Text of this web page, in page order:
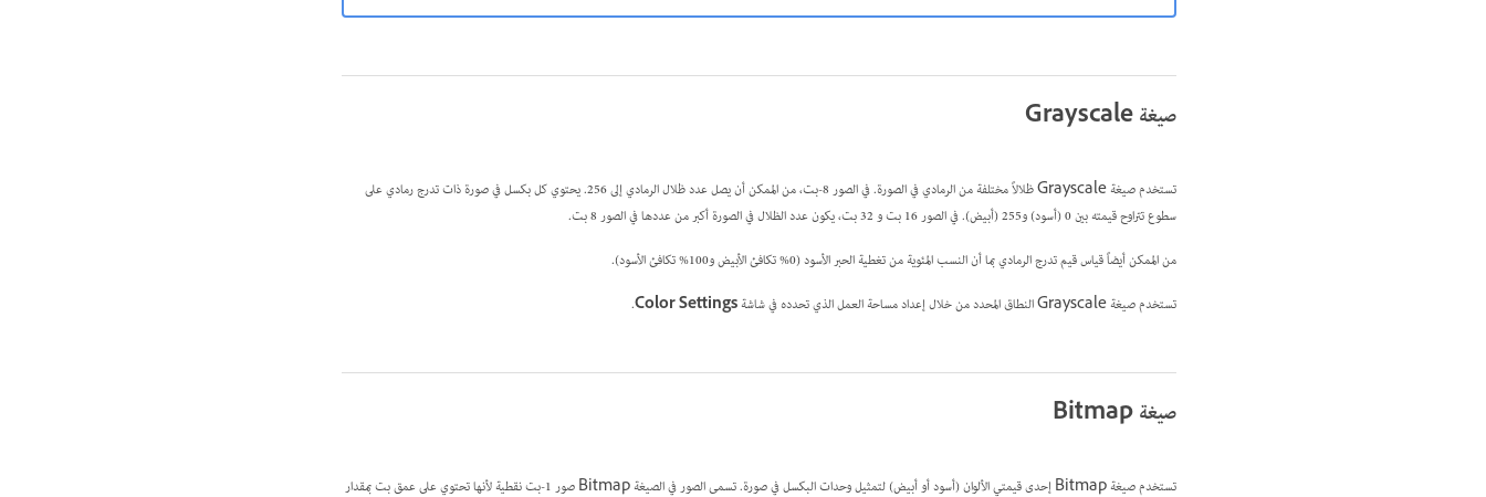
صيغة Grayscale
تستخدم صيغة Grayscale ظلالاً مختلفة من الرمادي في الصورة. في الصور 8-بت، من الممكن أن يصل عدد ظلال الرمادي إلى 256. يحتوي كل بكسل في صورة ذات تدرج رمادي على
سطوع تتراوح قيمته بين 0 (أسود) و255 (أبيض). في الصور 16 بت و 32 بت، يكون عدد الظلال في الصورة أكبر من عددها في الصور 8 بت.
من الممكن أيضاً قياس قيم تدرج الرمادي بما أن النسب المئوية من تغطية الحبر الأسود (0% تكافئ الأبيض و100% تكافئ الأسود).
تستخدم صيغة Grayscale النطاق المحدد من خلال إعداد مساحة العمل الذي تحدده في شاشة
Color Settings
.
صيغة Bitmap
تستخدم صيغة Bitmap إحدى قيمتي الألوان (أسود أو أبيض) لتمثيل وحدات البكسل في صورة. تسمى الصور في الصيغة Bitmap صور 1-بت نقطية لأنها تحتوي على عمق بت بمقدار